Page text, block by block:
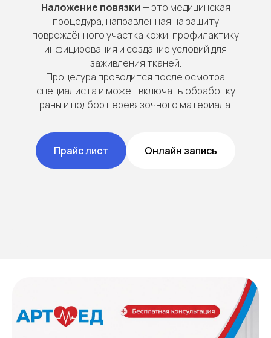
Наложение повязки — это медицинская
процедура, направленная на защиту
повреждённого участка кожи, профилактику
инфицирования и создание условий для
заживления тканей.
Процедура проводится после осмотра
специалиста и может включать обработку
раны и подбор перевязочного материала.
Прайс лист Онлайн запись